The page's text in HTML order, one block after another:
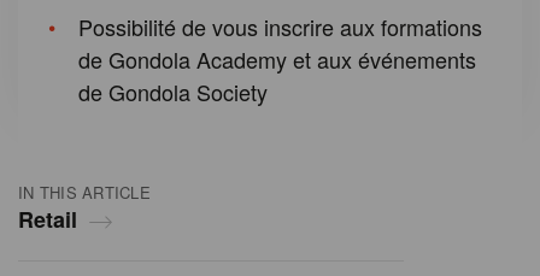
IN THIS ARTICLE
Retail
Possibilité de vous inscrire aux formations
de Gondola Academy et aux événements
de Gondola Society